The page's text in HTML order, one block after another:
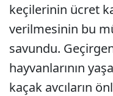
keçilerinin ücret
verilmesinin bu
savundu.
hayvanlarının
kaçak avcıların